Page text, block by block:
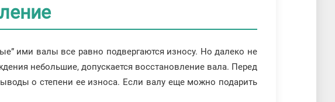
ими валы все равно подвергаются износу. Но далеко не
небольшие, допускается восстановление вала. Перед
о степени ее износа. Если валу еще можно подарить